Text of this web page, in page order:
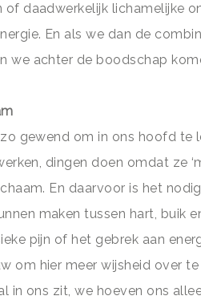
of daadwerkelijk lichamelijke
En als we dan de
we achter de boodschap
gewend om in ons hoofd te
dingen doen omdat ze
En daarvoor is het
maken tussen hart, buik
pijn of het gebrek aan
om hier meer wijsheid over te
in ons zit, we hoeven ons